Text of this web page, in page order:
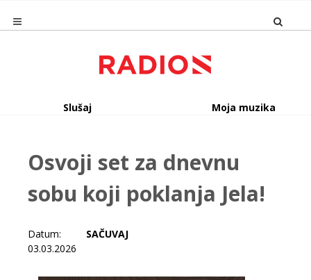
Slušaj Moja muzika
Osvoji set za dnevnu
sobu koji poklanja Jela!
Datum:
03.03.2026
SAČUVAJ